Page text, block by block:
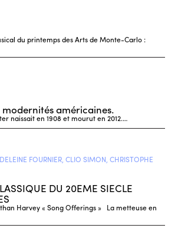
du printemps des Arts de Monte-Carlo :
américaines.
naissait en 1908 et mourut en 2012.…
FOURNIER, CLIO SIMON, CHRISTOPHE
DU 20EME SIECLE
Harvey « Song Offerings » La metteuse en